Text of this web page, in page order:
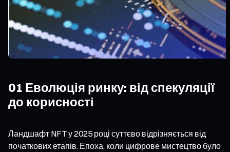
01 Еволюція ринку: від спекуляції
до корисності
Ландшафт NFT у 2025 році суттєво відрізняється від
початкових етапів. Епоха, коли цифрове мистецтво було